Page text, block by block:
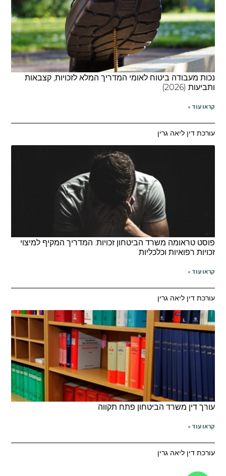
נכות מעבודה ביטוח לאומי המדריך המלא לזכויות, קצבאות
ותביעות (2026)
קראו עוד »
עורכת דין ליאה גרין
פוסט טראומה משרד הביטחון זכויות: המדריך המקיף למיצוי
זכויות רפואיות וכלכליות
קראו עוד »
עורכת דין ליאה גרין
עורך דין משרד הביטחון פתח תקווה
קראו עוד »
עורכת דין ליאה גרין